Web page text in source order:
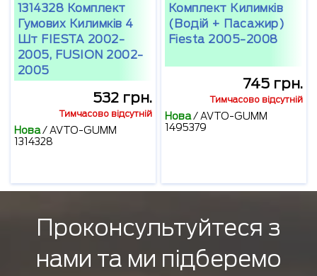
1314328 Комплект
Гумових Килимків 4
Шт FIESTA 2002-
2005, FUSION 2002-
2005
532 грн.
Тимчасово відсутній
Нова/AVTO-GUMM
1314328
Комплект Килимків
(водій + Пасажир)
Fiesta 2005-2008
745 грн.
Тимчасово відсутній
Нова/AVTO-GUMM
1495379
Проконсультуйтеся з
нами та ми підберемо